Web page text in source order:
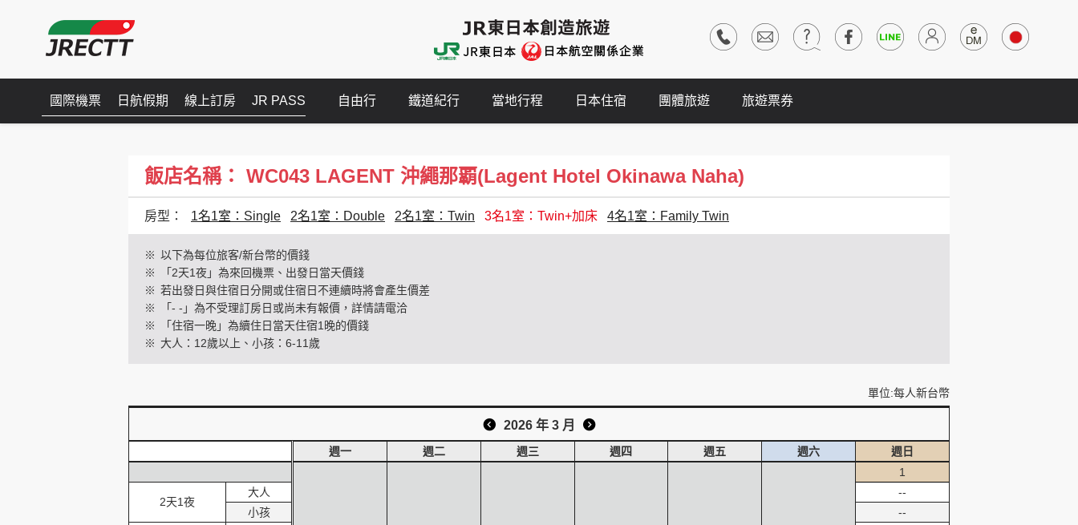
國際機票 日航假期 線上訂房 JR PASS 自由行 鐵道紀行 當地行程 日本住宿 團體旅遊 旅遊票券
飯店名稱： WC043 LAGENT 沖繩那覇(Lagent Hotel Okinawa Naha)
房型： 1名1室：Single 2名1室：Double 2名1室：Twin 3名1室：Twin+加床 4名1室：Family Twin
※ 以下為每位旅客/新台幣的價錢
※
「2天1夜」為來回機票、出發日當天價錢
※ 若出發日與住宿日分開或住宿日不連續時將會產生價差
※
「- -」為不受理訂房日或尚未有報價，詳情請電洽
※
「住宿一晚」為續住日當天住宿1晚的價錢
※ 大人：12歲以上、小孩：6-11歲
單位:每人新台幣
2026 年 3 月
2天1夜
大人
小孩
週一 週二 週三 週四 週五 週六
週日
1
--
--